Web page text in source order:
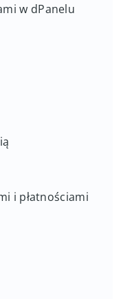
w dPanelu
i płatnościami